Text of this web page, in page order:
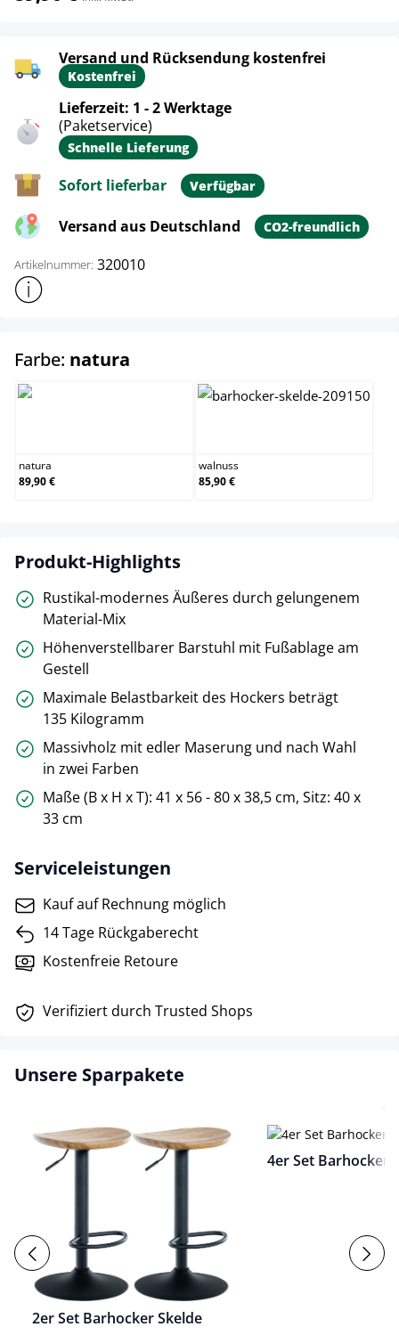
Versand und Rücksendung kostenfrei
Kostenfrei
Lieferzeit: 1 - 2 Werktage
(Paketservice)
Schnelle Lieferung
Sofort lieferbar Verfügbar
Versand aus Deutschland CO2-freundlich
Artikelnummer: 320010
Weitere Produktinformationen anzeigen
Farbe: natura
natura
89,90 €
walnuss
85,90 €
Produkt-Highlights
Rustikal-modernes Äußeres durch gelungenem
Material-Mix
Höhenverstellbarer Barstuhl mit Fußablage am
Gestell
Maximale Belastbarkeit des Hockers beträgt
135 Kilogramm
Massivholz mit edler Maserung und nach Wahl
in zwei Farben
Maße (B x H x T): 41 x 56 - 80 x 38,5 cm, Sitz: 40 x
33 cm
Serviceleistungen
Kauf auf Rechnung möglich
14 Tage Rückgaberecht
Kostenfreie Retoure
Verifiziert durch Trusted Shops
Unsere Sparpakete
2er Set Barhocker Skelde
4er Set Barhocker